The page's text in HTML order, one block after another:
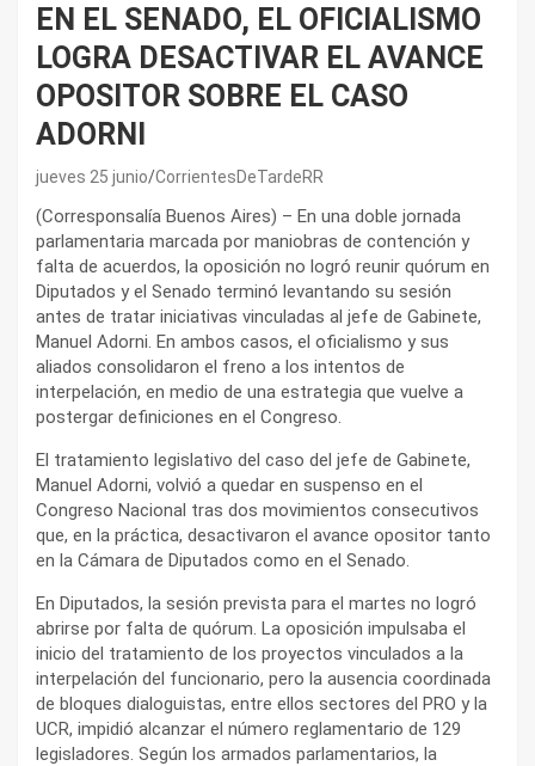
EN EL SENADO, EL OFICIALISMO
LOGRA DESACTIVAR EL AVANCE
OPOSITOR SOBRE EL CASO
ADORNI
jueves 25 junio CorrientesDeTardeRR
(Corresponsalía Buenos Aires) – En una doble jornada
parlamentaria marcada por maniobras de contención y
falta de acuerdos, la oposición no logró reunir quórum en
Diputados y el Senado terminó levantando su sesión
antes de tratar iniciativas vinculadas al jefe de Gabinete,
Manuel Adorni. En ambos casos, el oficialismo y sus
aliados consolidaron el freno a los intentos de
interpelación, en medio de una estrategia que vuelve a
postergar definiciones en el Congreso.
El tratamiento legislativo del caso del jefe de Gabinete,
Manuel Adorni, volvió a quedar en suspenso en el
Congreso Nacional tras dos movimientos consecutivos
que, en la práctica, desactivaron el avance opositor tanto
en la Cámara de Diputados como en el Senado.
En Diputados, la sesión prevista para el martes no logró
abrirse por falta de quórum. La oposición impulsaba el
inicio del tratamiento de los proyectos vinculados a la
interpelación del funcionario, pero la ausencia coordinada
de bloques dialoguistas, entre ellos sectores del PRO y la
UCR, impidió alcanzar el número reglamentario de 129
legisladores. Según los armados parlamentarios, la